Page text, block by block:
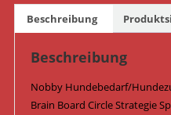
23
Menge
Beschreibung
Beschreibung
Nobby Hundebedarf/
Brain Board Circle Strategie